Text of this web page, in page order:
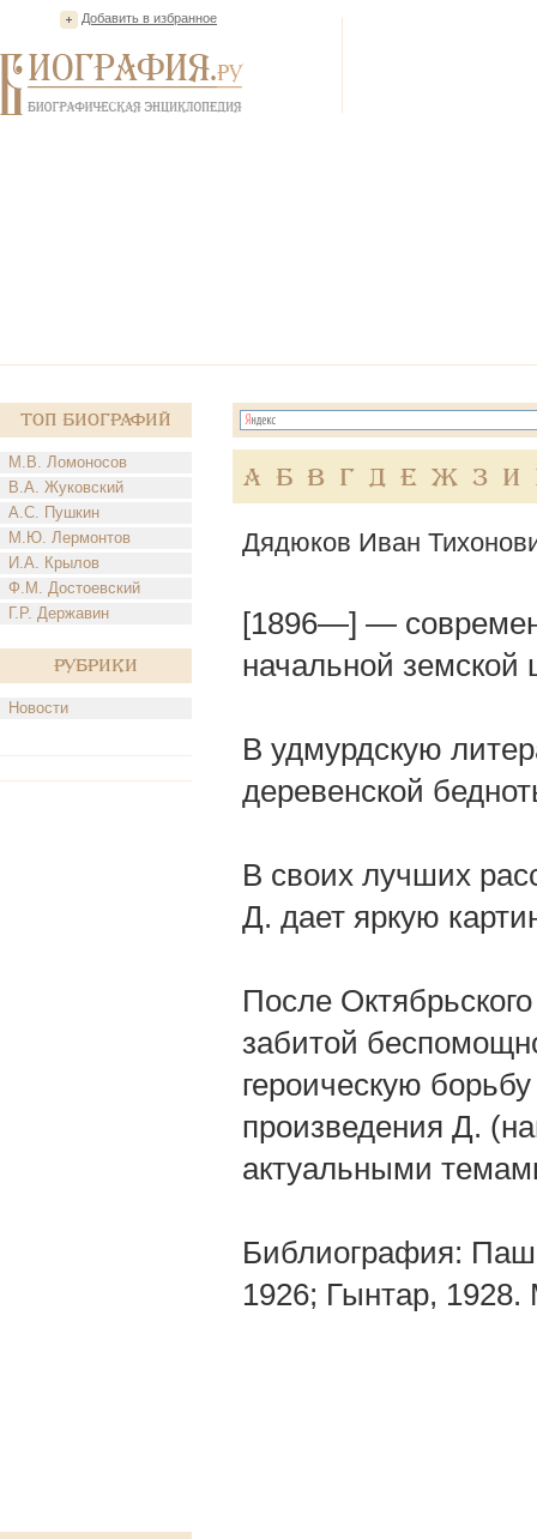
Добавить в избранное
Топ Биографий
М.В. Ломоносов
В.А. Жуковский
А.С. Пушкин
М.Ю. Лермонтов
И.А. Крылов
Ф.М. Достоевский
Г.Р. Державин
Рубрики
Новости
А Б В Г Д Е Ж З И
Дядюков Иван
[1896—] —
начальной земской
В удмурдскую
деревенской
В своих лучших
Д. дает яркую
После
забитой
героическую
произведения Д.
актуальными
Библиография:
1926; Гынтар,